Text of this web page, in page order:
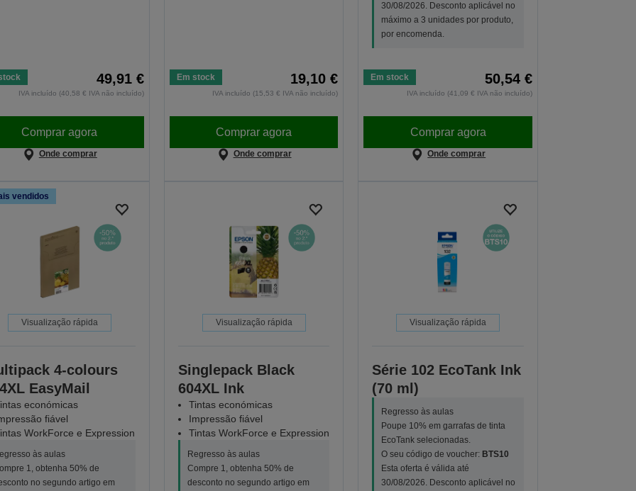
49,91 €
IVA incluído (40,58 € IVA não incluído)
Comprar agora
Onde comprar
Em stock 19,10 €
IVA incluído (15,53 € IVA não incluído)
Comprar agora
Onde comprar
30/08/2026. Desconto aplicável no
máximo a 3 unidades por produto,
por encomenda.
Em stock 50,54 €
IVA incluído (41,09 € IVA não incluído)
Comprar agora
Onde comprar
vendidos
Visualização rápida
4-colours
EasyMail
económicas
fiável
WorkForce e Expression
às aulas
1, obtenha 50% de
no segundo artigo em
Visualização rápida
Singlepack Black
604XL Ink
Tintas económicas
Impressão fiável
Tintas WorkForce e Expression
Regresso às aulas
Compre 1, obtenha 50% de
desconto no segundo artigo em
Visualização rápida
Série 102 EcoTank Ink
(70 ml)
Regresso às aulas
Poupe 10% em garrafas de tinta
EcoTank selecionadas.
O seu código de voucher: BTS10
Esta oferta é válida até
30/08/2026. Desconto aplicável no